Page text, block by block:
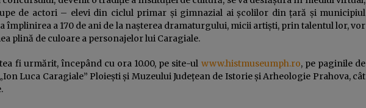
de actori – elevi din ciclul primar şi gimnazial ai şcolilor din ţară și municipiul
împlinirea a 170 de ani de la naşterea dramaturgului, micii artişti, prin talentul lor, vor
plină de culoare a personajelor lui Caragiale.
fi urmărit, începând cu ora 10.00, pe site-ul www.histmuseumph.ro, pe paginile de
Luca Caragiale” Ploieşti şi Muzeului Judeţean de Istorie şi Arheologie Prahova, cât